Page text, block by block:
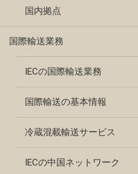
国内拠点
国際輸送業務
IECの国際輸送業務
国際輸送の基本情報
冷蔵混載輸送サービス
IECの中国ネットワーク